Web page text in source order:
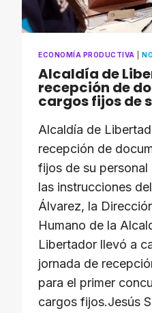
DE
ECONOMÍA PRODUCTIVA
Alcaldía de
recepción de
cargos fijos de
Alcaldía de
recepción de
fijos de su
las instrucciones
Álvarez, la
Humano de la
Libertador llevó a
jornada de
para el primer
cargos fijos.Jesús